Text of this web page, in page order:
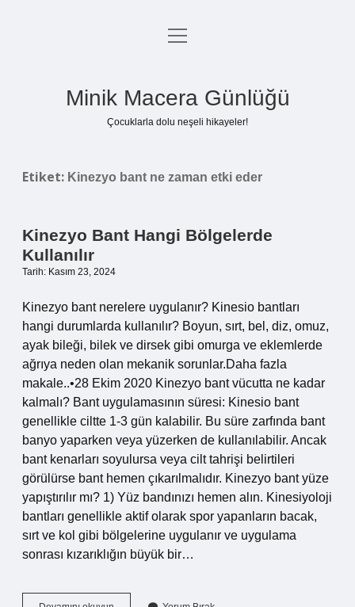
Anasayfa
menüyü
Minik Macera Günlüğü
Çocuklarla dolu neşeli hikayeler!
Etiket: Kinezyo bant ne zaman etki eder
Kinezyo Bant Hangi Bölgelerde
Kullanılır
Tarih: Kasım 23, 2024
Kinezyo bant nerelere uygulanır? Kinesio bantları
hangi durumlarda kullanılır? Boyun, sırt, bel, diz, omuz,
ayak bileği, bilek ve dirsek gibi omurga ve eklemlerde
ağrıya neden olan mekanik sorunlar.Daha fazla
makale..•28 Ekim 2020 Kinezyo bant vücutta ne kadar
kalmalı? Bant uygulamasının süresi: Kinesio bant
genellikle ciltte 1-3 gün kalabilir. Bu süre zarfında bant
banyo yaparken veya yüzerken de kullanılabilir. Ancak
bant kenarları soyulursa veya cilt tahrişi belirtileri
görülürse bant hemen çıkarılmalıdır. Kinezyo bant yüze
yapıştırılır mı? 1) Yüz bandınızı hemen alın. Kinesiyoloji
bantları genellikle aktif olarak spor yapanların bacak,
sırt ve kol gibi bölgelerine uygulanır ve uygulama
sonrası kızarıklığın büyük bir…